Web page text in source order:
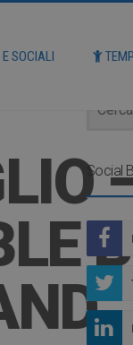
SOCIALI
Social